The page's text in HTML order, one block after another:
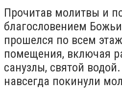
Прочитав молитвы и
благословением
прошелся по всем
помещения, включая
санузлы, святой
навсегда покинули